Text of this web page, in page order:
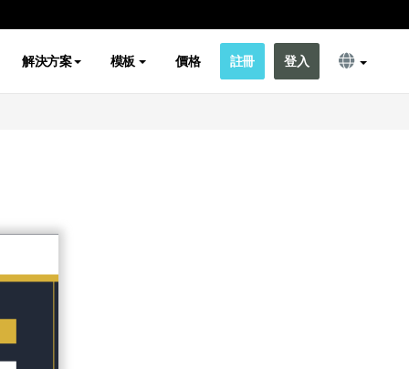
解決方案 模板 價格 註冊 登入